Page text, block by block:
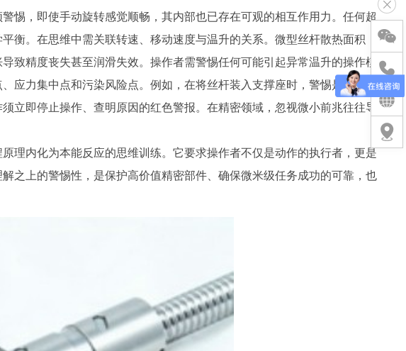
惕，即使手动旋转感觉顺畅，其内部也已存在可观的相互作用力。任何超
衡。在思维中需关联转速、移动速度与温升的关系。微型丝杆散热面积
致精度丧失甚至润滑失效。操作者需警惕任何可能引起异常温升的操作模
应力集中点和污染风险点。例如，在将丝杆装入支撑座时，警惕是否真正
立即停止操作、查明原因的红色警报。在精密领域，忽视微小前兆往往导
理内化为本能反应的思维训练。它要求操作者不仅是动作的执行者，更是
之上的警惕性，是保护高价值精密部件、确保微米级任务成功的可靠，也